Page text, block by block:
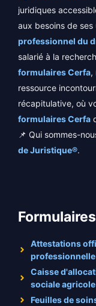
juridiques
aux besoins de
professionnel du
salarié à la
formulaires Cerfa,
ressource
récapitulative, où
formulaires Cerfa
📌 Qui sommes-
de Juristique®.
Attestations
professionnelle
Caisse
sociale
Feuilles de